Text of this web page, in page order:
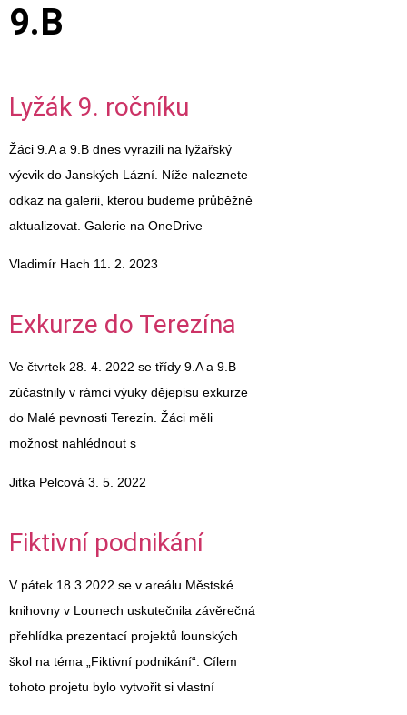
9.B
Lyžák 9. ročníku
Žáci 9.A a 9.B dnes vyrazili na lyžařský
výcvik do Janských Lázní. Níže naleznete
odkaz na galerii, kterou budeme průběžně
aktualizovat. Galerie na OneDrive
Vladimír Hach 11. 2. 2023
Exkurze do Terezína
Ve čtvrtek 28. 4. 2022 se třídy 9.A a 9.B
zúčastnily v rámci výuky dějepisu exkurze
do Malé pevnosti Terezín. Žáci měli
možnost nahlédnout s
Jitka Pelcová 3. 5. 2022
Fiktivní podnikání
V pátek 18.3.2022 se v areálu Městské
knihovny v Lounech uskutečnila závěrečná
přehlídka prezentací projektů lounských
škol na téma „Fiktivní podnikání“. Cílem
tohoto projetu bylo vytvořit si vlastní